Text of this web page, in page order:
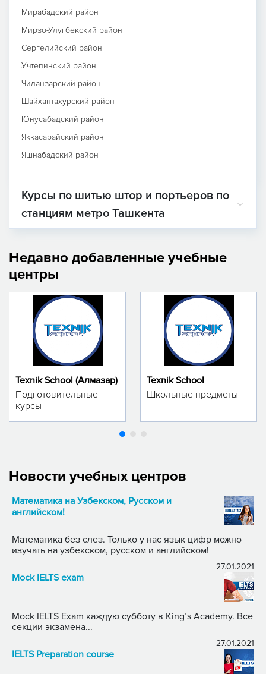
Мирабадский район
Мирзо-Улугбекский район
Сергелийский район
Учтепинский район
Чиланзарский район
Шайхантахурский район
Юнусабадский район
Яккасарайский район
Яшнабадский район
Курсы по шитью штор и портьеров по
станциям метро Ташкента
Недавно добавленные учебные
центры
Texnik School (Алмазар)
Подготовительные
курсы
Texnik School
Школьные предметы
Новости учебных центров
Математика на Узбекском, Русском и
английском!
Математика без слез. Только у нас язык цифр можно
изучать на узбекском, русском и английском!
27.01.2021
Mock IELTS exam
Mock IELTS Exam каждую субботу в King’s Academy. Все
секции экзамена...
27.01.2021
IELTS Preparation course